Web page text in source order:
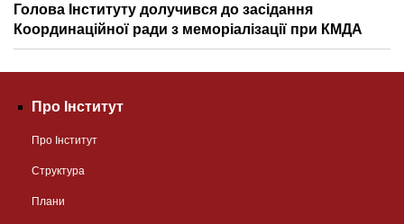
Голова Інституту долучився до засідання
Координаційної ради з меморіалізації при КМДА
Про Інститут
Про Інститут
Структура
Плани